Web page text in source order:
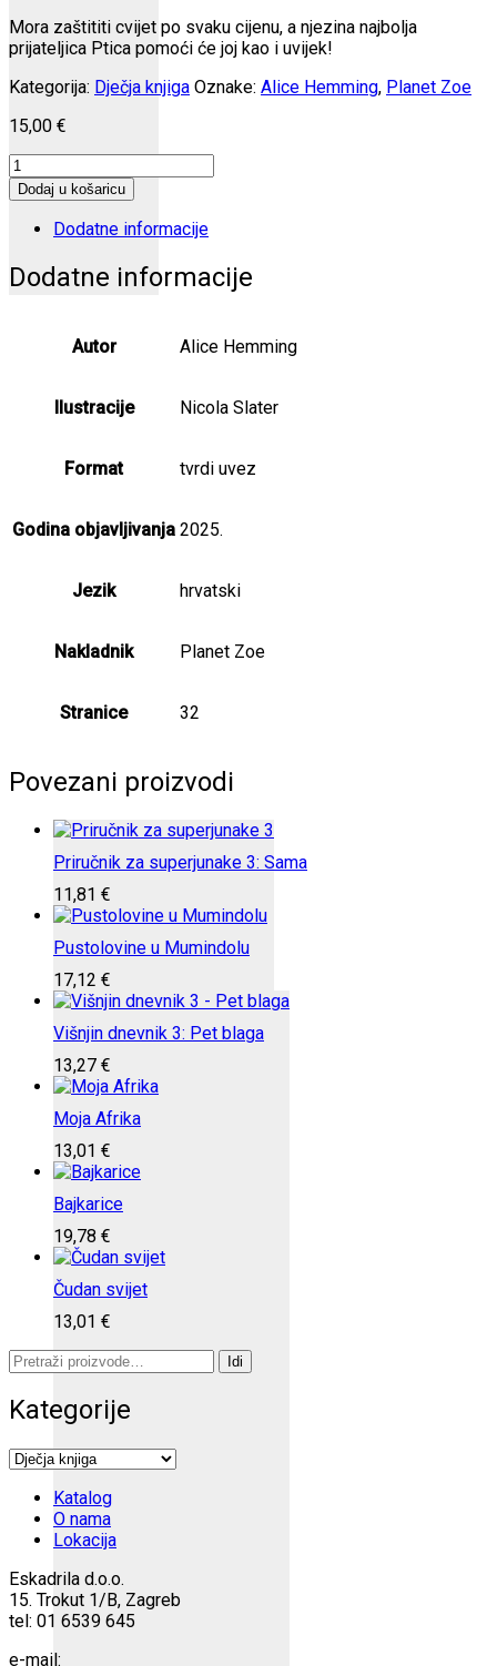
Mora zaštititi cvijet po svaku cijenu, a njezina najbolja
prijateljica Ptica pomoći će joj kao i uvijek!
Kategorija: Dječja knjiga Oznake: Alice Hemming, Planet Zoe
15,00 €
Kradljivac
cvijeća
količina
Dodaj u košaricu
Dodatne informacije
Dodatne informacije
Autor Alice Hemming
Ilustracije Nicola Slater
Format tvrdi uvez
Godina objavljivanja 2025.
Jezik hrvatski
Nakladnik Planet Zoe
Stranice 32
Povezani proizvodi
Priručnik za superjunake 3: Sama
11,81 €
Pustolovine u Mumindolu
17,12 €
Višnjin dnevnik 3: Pet blaga
13,27 €
Moja Afrika
13,01 €
Bajkarice
19,78 €
Čudan svijet
13,01 €
Pretraži:
Idi
Kategorije
Katalog
O nama
Lokacija
Eskadrila d.o.o.
15. Trokut 1/B, Zagreb
tel: 01 6539 645
e-mail: